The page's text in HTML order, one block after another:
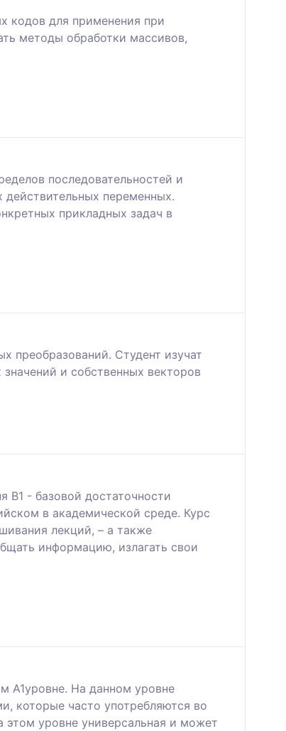
кодов для применения при
методы обработки массивов,
последовательностей и
переменных.
прикладных задач в
преобразований. Студент изучат
и собственных векторов
B1 - базовой достаточности
в академической среде. Курс
лекций, – а также
информацию, излагать свои
А1уровне. На данном уровне
которые часто употребляются во
этом уровне универсальная и может